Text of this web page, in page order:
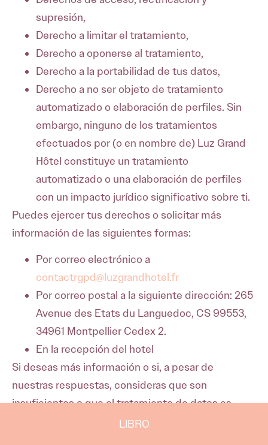
LIBRO
supresión,
Derecho a limitar el tratamiento,
Derecho a oponerse al tratamiento,
Derecho a la portabilidad de tus datos,
Derecho a no ser objeto de tratamiento
automatizado o elaboración de perfiles. Sin
embargo, ninguno de los tratamientos
efectuados por (o en nombre de) Luz Grand
Hôtel constituye un tratamiento
automatizado o una elaboración de perfiles
con un impacto jurídico significativo sobre ti.
Puedes ejercer tus derechos o solicitar más
información de las siguientes formas:
Por correo electrónico a
contactrgpd@luzgrandhotel.fr
Por correo postal a la siguiente dirección: 265
Avenue des Etats du Languedoc, CS 99553,
34961 Montpellier Cedex 2.
En la recepción del hotel
Si deseas más información o si, a pesar de
nuestras respuestas, consideras que son
insuficientes o que el tratamiento de datos es
ilegal, puedes dirigirte a la Comisión Nacional de